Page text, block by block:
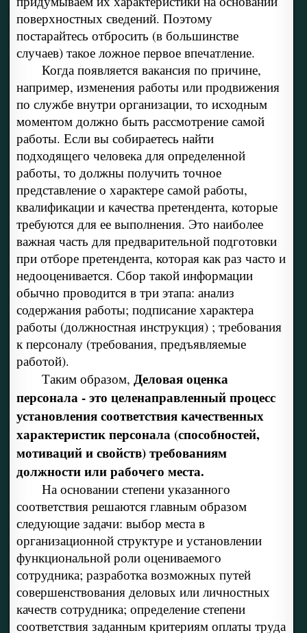
поверхностных сведений. Поэтому
постарайтесь отбросить (в большинстве
случаев) такое ложное первое впечатление.
Когда появляется вакансия по причине,
например, изменения работы или продвижения
по службе внутри организации, то исходным
моментом должно быть рассмотрение самой
работы. Если вы собираетесь найти
подходящего человека для определенной
работы, то должны получить точное
представление о характере самой работы,
квалификации и качества претендента, которые
требуются для ее выполнения. Это наиболее
важная часть для предварительной подготовки
при отборе претендента, которая как раз часто и
недооценивается. Сбор такой информации
обычно проводится в три этапа: анализ
содержания работы; подписание характера
работы (должностная инструкция) ; требования
к персоналу (требования, предъявляемые
работой).
Таким образом, Деловая оценка
персонала - это целенаправленный процесс
установления соответствия качественных
характеристик персонала (способностей,
мотиваций и свойств) требованиям
должности или рабочего места.
На основании степени указанного
соответствия решаются главным образом
следующие задачи: выбор места в
организационной структуре и установлении
функциональной роли оцениваемого
сотрудника; разработка возможных путей
совершенствования деловых или личностных
качеств сотрудника; определение степени
соответствия заданным критериям оплаты труда